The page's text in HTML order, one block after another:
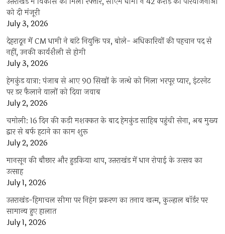
को दी मंजूरी
July 3, 2026
देहरादून में CM धामी ने बांटे नियुक्ति पत्र, बोले- अधिकारियों की पहचान पद से
नहीं, उनकी कार्यशैली से होगी
July 3, 2026
हेमकुंड यात्रा: पंजाब से आए 90 सिखों के जत्थे को मिला भरपूर प्यार, इंटरनेट
पर डर फैलाने वालों को दिया जवाब
July 2, 2026
चमोली: 16 दिन की कड़ी मशक्कत के बाद हेमकुंड साहिब पहुंची सेना, अब मुख्य
द्वार से बर्फ हटाने का काम शुरू
July 2, 2026
मानसून की बौछार और हुड़किया थाप, उत्तराखंड में धान रोपाई के उत्सव का
उत्साह
July 1, 2026
उत्तराखंड-हिमाचल सीमा पर निहंग प्रकरण का तनाव खत्म, कुल्हाल बॉर्डर पर
सामान्य हुए हालात
July 1, 2026